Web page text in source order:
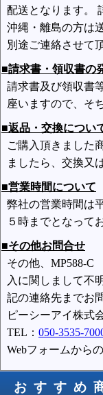
配送となります。
沖縄・離島の方は
別途ご連絡させて
■請求書・領収書の
請求書及び領収書
座いますので、そ
■返品・交換につい
ご購入頂きました
ましたら、交換又
■営業時間について
弊社の営業時間は
５時までとなって
■その他お問合せ
その他、MP588-
入に関しまして不
記の連絡先までお
ピーシーアイ株式
TEL： 050-3535-
Webフォームからの
おすすめ